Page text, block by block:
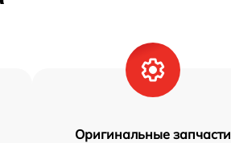
Оригинальные запчасти